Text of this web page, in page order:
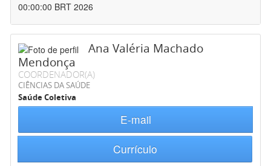
00:00:00 BRT 2026
Ana Valéria Machado
Mendonça
COORDENADOR(A)
CIÊNCIAS DA SAÚDE
Saúde Coletiva
E-mail
Currículo